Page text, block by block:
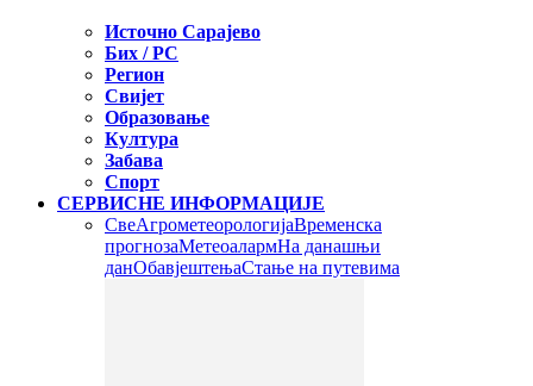
Источно Сарајево
Бих / РС
Регион
Свијет
Образовање
Култура
Забава
Спорт
СЕРВИСНЕ ИНФОРМАЦИЈЕ
СвеАгрометеорологијаВременска
прогнозаМетеоалармНа данашњи
данОбавјештењаСтање на путевима